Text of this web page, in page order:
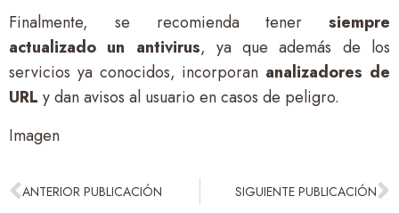
Finalmente, se recomienda tener siempre
actualizado un antivirus, ya que además de los
servicios ya conocidos, incorporan analizadores de
URL y dan avisos al usuario en casos de peligro.
Imagen
ANTERIOR PUBLICACIÓN SIGUIENTE PUBLICACIÓN